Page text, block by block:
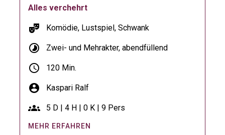
Alles verchehrt
theater_comedy Komödie, Lustspiel, Schwank
timelapse Zwei- und Mehrakter, abendfüllend
schedule 120 Min.
account_circle Kaspari Ralf
groups 5 D | 4 H | 0 K | 9 Pers
MEHR ERFAHREN